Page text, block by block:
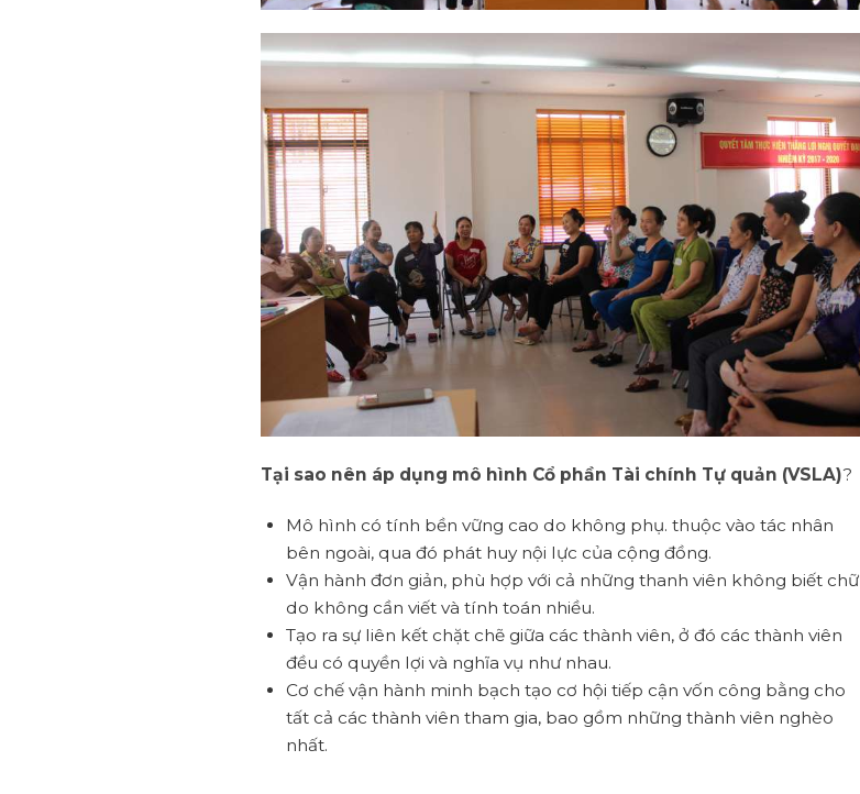
Tại sao nên áp dụng mô hình Cổ phần Tài chính Tự quản (VSLA)?
Mô hình có tính bền vững cao do không phụ. thuộc vào tác nhân
bên ngoài, qua đó phát huy nội lực của cộng đồng.
Vận hành đơn giản, phù hợp với cả những thanh viên không biết chữ
do không cần viết và tính toán nhiều.
Tạo ra sự liên kết chặt chẽ giữa các thành viên, ở đó các thành viên
đều có quyền lợi và nghĩa vụ như nhau.
Cơ chế vận hành minh bạch tạo cơ hội tiếp cận vốn công bằng cho
tất cả các thành viên tham gia, bao gồm những thành viên nghèo
nhất.